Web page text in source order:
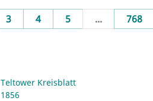
3 4 5 ... 768
Teltower Kreisblatt
1856